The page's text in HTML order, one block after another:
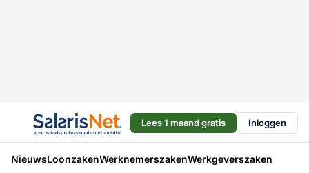
Lees 1 maand gratis Inloggen
NieuwsLoonzakenWerknemerszakenWerkgeverszaken